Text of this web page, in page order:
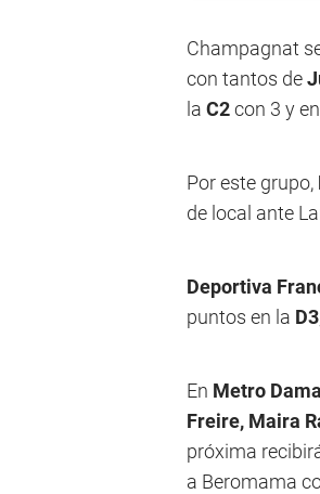
Champagnat
con tantos de
la C2con 3 y
Por este grupo,
de local ante
Deportiva
puntos en la D3
En Metro
Freire, Maira
próxima
a Beromama